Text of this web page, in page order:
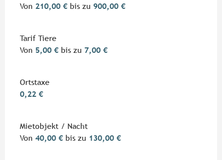
Von 210,00 € bis zu 900,00 €
Tarif Tiere
Von 5,00 € bis zu 7,00 €
Ortstaxe
0,22 €
Mietobjekt / Nacht
Von 40,00 € bis zu 130,00 €